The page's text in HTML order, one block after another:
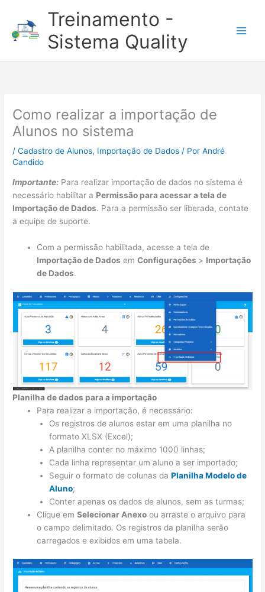
Treinamento -
Sistema Quality
Como realizar a importação de
Alunos no sistema
/Cadastro de Alunos, Importação de Dados / PorAndré
Candido
Importante: Para realizar importação de dados no sistema é
necessário habilitar a Permissão para acessar a tela de
Importação de Dados. Para a permissão ser liberada, contate
a equipe de suporte.
Com a permissão habilitada, acesse a tela de
Importação de Dados emConfigurações > Importação
de Dados.
Planilha de dados para a importação
Para realizar a importação, é necessário:
Os registros de alunos estar em uma planilha no
formato XLSX (Excel);
A planilha conter no máximo 1000 linhas;
Cada linha representar um aluno a ser importado;
Seguir o formato de colunas da Planilha Modelo de
Aluno;
Conter apenas os dados de alunos, sem as turmas;
Clique emSelecionar Anexo ou arraste o arquivo para
o campo delimitado. Os registros da planilha serão
carregados e exibidos em uma tabela.